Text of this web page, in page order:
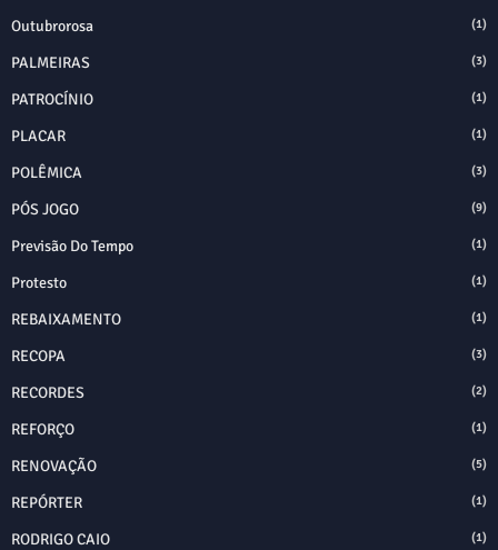
Outubrorosa (1)
PALMEIRAS (3)
PATROCÍNIO (1)
PLACAR (1)
POLÊMICA (3)
PÓS JOGO (9)
Previsão Do Tempo (1)
Protesto (1)
REBAIXAMENTO (1)
RECOPA (3)
RECORDES (2)
REFORÇO (1)
RENOVAÇÃO (5)
REPÓRTER (1)
RODRIGO CAIO (1)